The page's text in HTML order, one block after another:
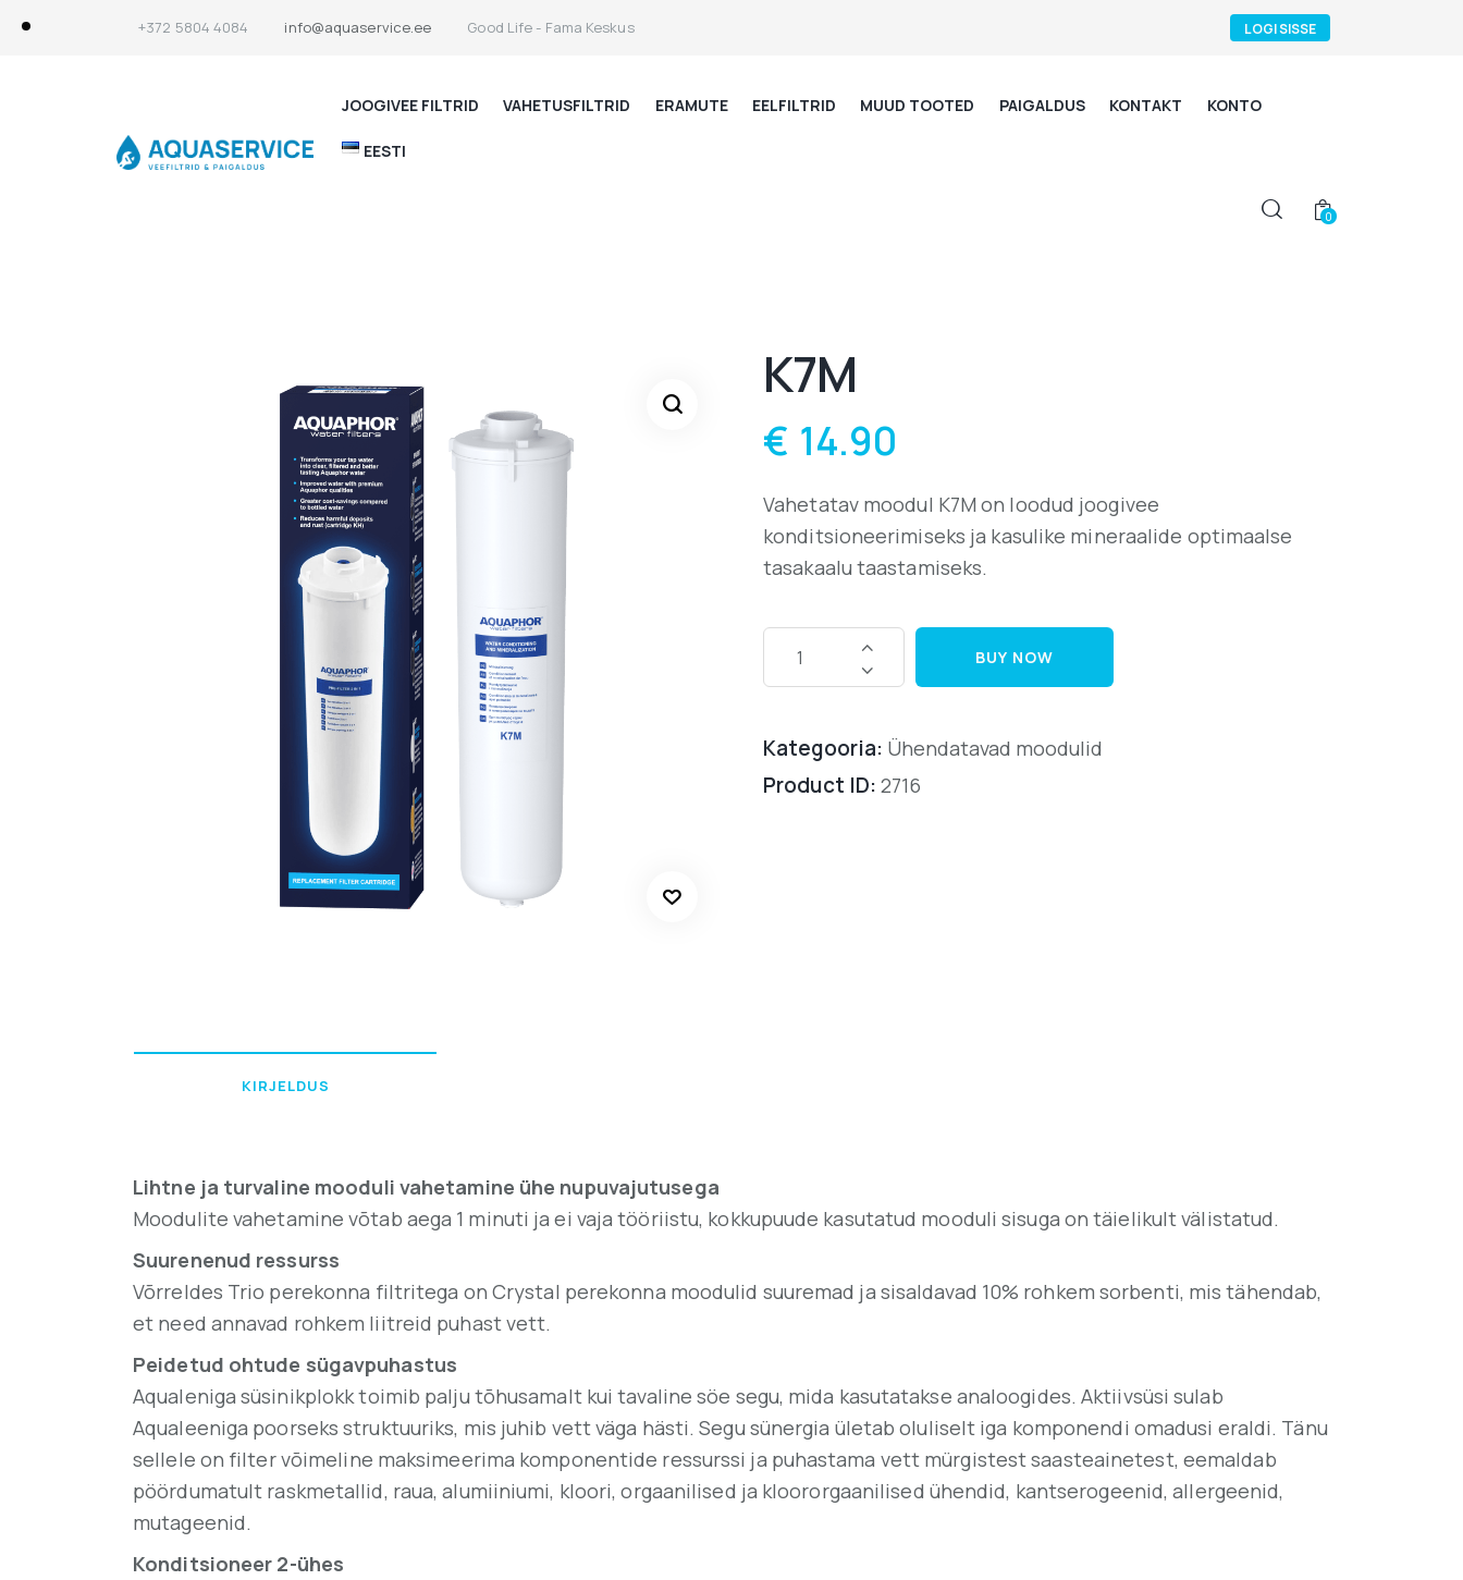
+372 5804 4084 info@aquaservice.ee Good Life - Fama Keskus LOGI SISSE
JOOGIVEE FILTRID VAHETUSFILTRID ERAMUTE EELFILTRID MUUD TOOTED PAIGALDUS KONTAKT KONTO
EESTI
0
К7М
€ 14.90
Vahetatav moodul K7M on loodud joogivee
konditsioneerimiseks ja kasulike mineraalide optimaalse
tasakaalu taastamiseks.
BUY NOW
Kategooria: Ühendatavad moodulid
Product ID:2716
KIRJELDUS
Lihtne ja turvaline mooduli vahetamine ühe nupuvajutusega
Moodulite vahetamine võtab aega 1 minuti ja ei vaja tööriistu, kokkupuude kasutatud mooduli sisuga on täielikult välistatud.
Suurenenud ressurss
Võrreldes Trio perekonna filtritega on Crystal perekonna moodulid suuremad ja sisaldavad 10% rohkem sorbenti, mis tähendab,
et need annavad rohkem liitreid puhast vett.
Peidetud ohtude sügavpuhastus
Aqualeniga süsinikplokk toimib palju tõhusamalt kui tavaline söe segu, mida kasutatakse analoogides. Aktiivsüsi sulab
Aqualeeniga poorseks struktuuriks, mis juhib vett väga hästi. Segu sünergia ületab oluliselt iga komponendi omadusi eraldi. Tänu
sellele on filter võimeline maksimeerima komponentide ressurssi ja puhastama vett mürgistest saasteainetest, eemaldab
pöördumatult raskmetallid, raua, alumiiniumi, kloori, orgaanilised ja kloororgaanilised ühendid, kantserogeenid, allergeenid,
mutageenid.
Konditsioneer 2-ühes